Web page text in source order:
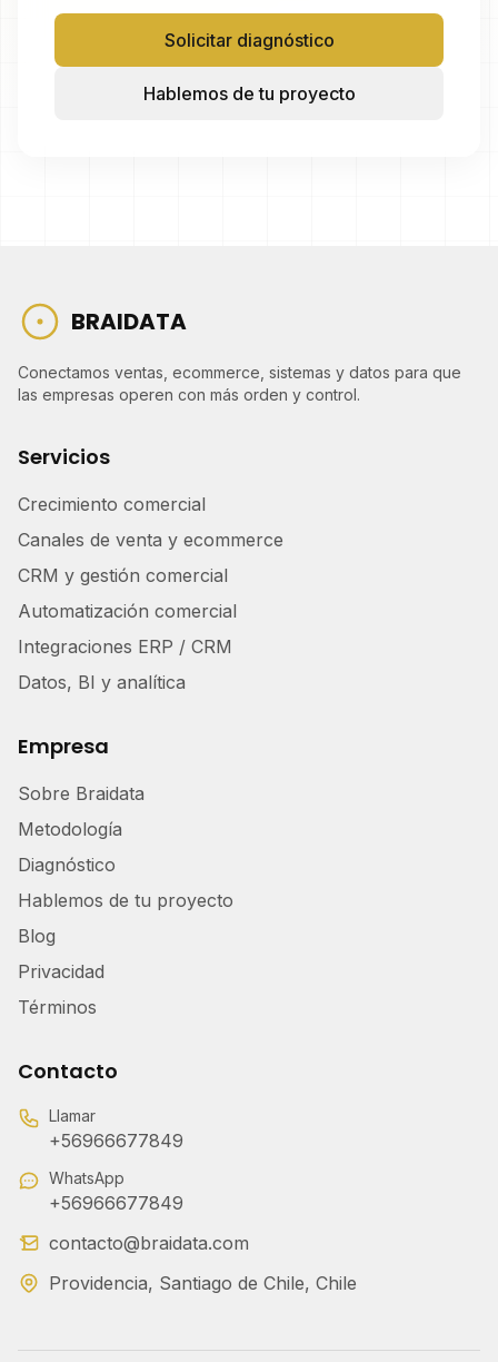
Solicitar diagnóstico
Hablemos de tu proyecto
BRAIDATA
Conectamos ventas, ecommerce, sistemas y datos para que
las empresas operen con más orden y control.
Servicios
Crecimiento comercial
Canales de venta y ecommerce
CRM y gestión comercial
Automatización comercial
Integraciones ERP / CRM
Datos, BI y analítica
Empresa
Sobre Braidata
Metodología
Diagnóstico
Hablemos de tu proyecto
Blog
Privacidad
Términos
Contacto
Llamar
+56966677849
WhatsApp
+56966677849
contacto@braidata.com
Providencia, Santiago de Chile, Chile